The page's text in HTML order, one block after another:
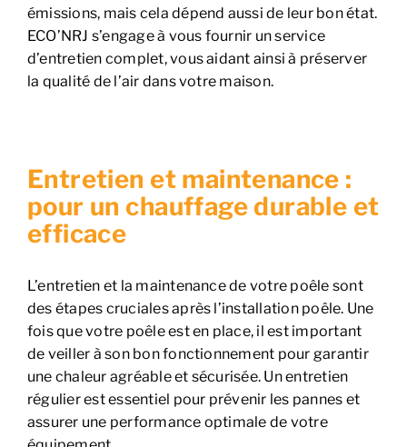
émissions, mais cela dépend aussi de leur bon état.
ECO’NRJ s’engage à vous fournir un service
d’entretien complet, vous aidant ainsi à préserver
la qualité de l’air dans votre maison.
Entretien et maintenance :
pour un chauffage durable et
efficace
L’entretien et la maintenance de votre poêle sont
des étapes cruciales après l’installation poêle. Une
fois que votre poêle est en place, il est important
de veiller à son bon fonctionnement pour garantir
une chaleur agréable et sécurisée. Un entretien
régulier est essentiel pour prévenir les pannes et
assurer une performance optimale de votre